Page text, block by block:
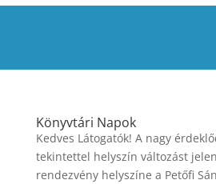
Könyvtári Napok
Kedves Látogatók! A nagy
tekintettel helyszín változást
rendezvény helyszíne a Petőfi